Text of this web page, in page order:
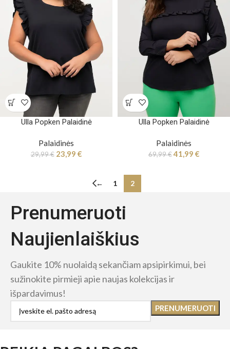
Ulla Popken Palaidinė
Palaidinės
29,99€ 23,99 €
Ulla Popken Palaidinė
Palaidinės
69,99€41,99 €
← 1 2
Prenumeruoti
Naujienlaiškius
Gaukite 10% nuolaidą sekančiam apsipirkimui, bei
sužinokite pirmieji apie naujas kolekcijas ir
išpardavimus!